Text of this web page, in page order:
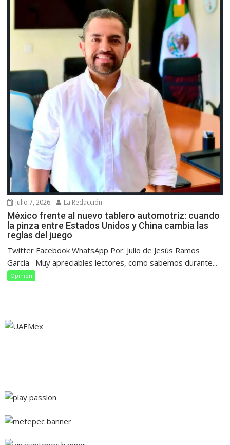
julio 7, 2026 La Redacción
México frente al nuevo tablero automotriz: cuando
la pinza entre Estados Unidos y China cambia las
reglas del juego
Twitter Facebook WhatsApp Por: Julio de Jesús Ramos
García Muy apreciables lectores, como sabemos durante...
Opinion